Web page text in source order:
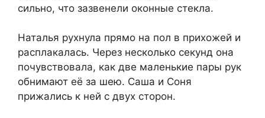
сильно, что зазвенели оконные стекла.
Наталья рухнула прямо на пол в прихожей и
расплакалась. Через несколько секунд она
почувствовала, как две маленькие пары рук
обнимают её за шею. Саша и Соня
прижались к ней с двух сторон.